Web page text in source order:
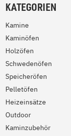
KATEGORIEN
Kamine
Kaminöfen
Holzöfen
Schwedenöfen
Speicheröfen
Pelletöfen
Heizeinsätze
Outdoor
Kaminzubehör